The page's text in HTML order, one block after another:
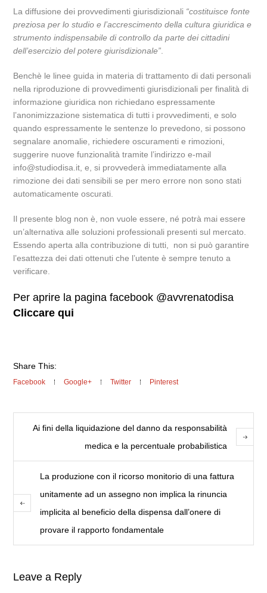
La diffusione dei provvedimenti giurisdizionali “costituisce fonte
preziosa per lo studio e l’accrescimento della cultura giuridica e
strumento indispensabile di controllo da parte dei cittadini
dell’esercizio del potere giurisdizionale”
Benchè le linee guida in materia di trattamento di dati personali
nella riproduzione di provvedimenti giurisdizionali per finalità di
informazione giuridica non richiedano espressamente
l’anonimizzazione sistematica di tutti i provvedimenti, e solo
quando espressamente le sentenze lo prevedono, si possono
segnalare anomalie, richiedere oscuramenti e rimozioni,
suggerire nuove funzionalità tramite l’indirizzo e-mail
info@studiodisa.it, e, si provvederà immediatamente alla
rimozione dei dati sensibili se per mero errore non sono stati
automaticamente oscurati.
Il presente blog non è, non vuole essere, né potrà mai essere
un’alternativa alle soluzioni professionali presenti sul mercato.
Essendo aperta alla contribuzione di tutti, non si può garantire
l’esattezza dei dati ottenuti che l’utente è sempre tenuto a
verificare.
Per aprire la pagina facebook @avvrenatodisa
Cliccare qui
Share This:
Facebook Google+ Twitter Pinterest
Ai fini della liquidazione del danno da responsabilità
medica e la percentuale probabilistica
La produzione con il ricorso monitorio di una fattura
unitamente ad un assegno non implica la rinuncia
implicita al beneficio della dispensa dall’onere di
provare il rapporto fondamentale
Leave a Reply